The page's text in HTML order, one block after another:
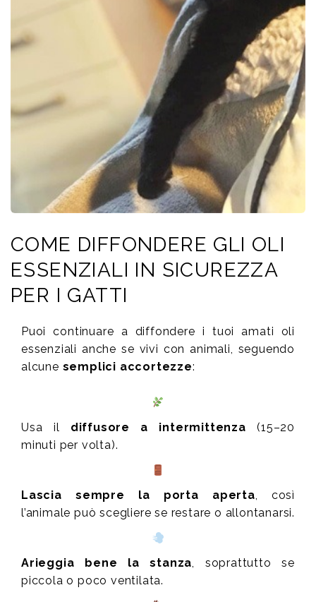
COME DIFFONDERE GLI OLI
ESSENZIALI IN SICUREZZA
PER I GATTI
Puoi continuare a diffondere i tuoi amati oli
essenziali anche se vivi con animali, seguendo
alcune semplici accortezze:
Usa il diffusore a intermittenza (15–20
minuti per volta).
Lascia sempre la porta aperta , così
l’animale può scegliere se restare o allontanarsi.
Arieggia bene la stanza , soprattutto se
piccola o poco ventilata.